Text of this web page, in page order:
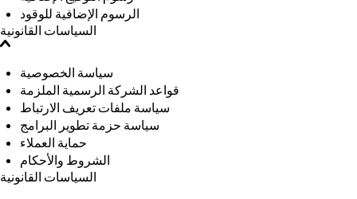
الرسوم الإضافية للوقود
السياسات القانونية
سياسة الخصوصية
قواعد الشركة الرسمية الملزمة
سياسة ملفات تعريف الارتباط
سياسة حزمة تطوير البرامج
حماية العملاء
الشروط والأحكام
السياسات القانونية